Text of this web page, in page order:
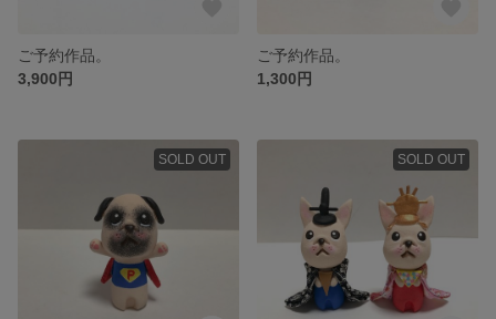
ご予約作品。
3,900円
ご予約作品。
1,300円
SOLD OUT SOLD OUT